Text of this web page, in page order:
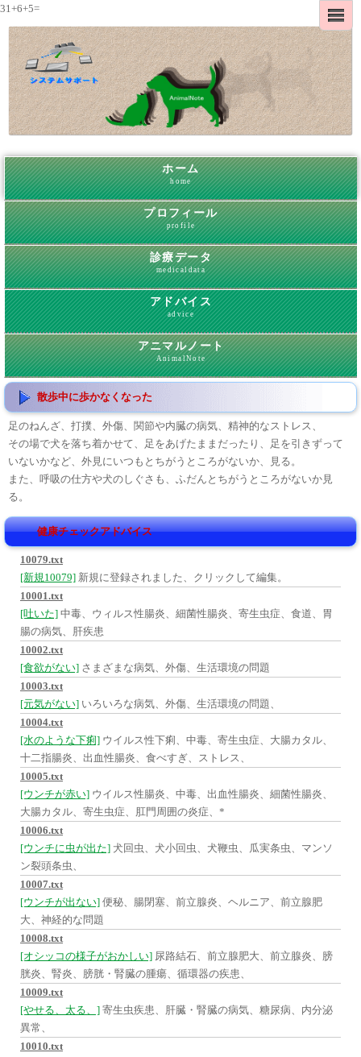
31+6+5=
ホーム
home
プロフィール
profile
診療データ
medicaldata
アドバイス
advice
アニマルノート
AnimalNote
散歩中に歩かなくなった
足のねんざ、打撲、外傷、関節や内臓の病気、精神的なストレス、
その場で犬を落ち着かせて、足をあげたままだったり、足を引きずって
いないかなど、外見にいつもとちがうところがないか、見る。
また、呼吸の仕方や犬のしぐさも、ふだんとちがうところがないか見
る。
健康チェックアドバイス
10079.txt
[新規10079] 新規に登録されました、クリックして編集。
10001.txt
[吐いた] 中毒、ウィルス性腸炎、細菌性腸炎、寄生虫症、食道、胃
腸の病気、肝疾患
10002.txt
[食欲がない] さまざまな病気、外傷、生活環境の問題
10003.txt
[元気がない] いろいろな病気、外傷、生活環境の問題、
10004.txt
[水のような下痢] ウイルス性下痢、中毒、寄生虫症、大腸カタル、
十二指腸炎、出血性腸炎、食べすぎ、ストレス、
10005.txt
[ウンチが赤い] ウイルス性腸炎、中毒、出血性腸炎、細菌性腸炎、
大腸カタル、寄生虫症、肛門周囲の炎症、*
10006.txt
[ウンチに虫が出た] 犬回虫、犬小回虫、犬鞭虫、瓜実条虫、マンソ
ン裂頭条虫、
10007.txt
[ウンチが出ない] 便秘、腸閉塞、前立腺炎、ヘルニア、前立腺肥
大、神経的な問題
10008.txt
[オシッコの様子がおかしい] 尿路結石、前立腺肥大、前立腺炎、膀
胱炎、腎炎、膀胱・腎臓の腫瘍、循環器の疾患、
10009.txt
[やせる、太る、] 寄生虫疾患、肝臓・腎臓の病気、糖尿病、内分泌
異常、
10010.txt